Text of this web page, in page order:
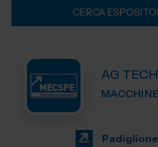
CERCA
AG